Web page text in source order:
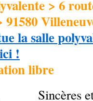
> 6
91580
la salle
!
libre
Sincères